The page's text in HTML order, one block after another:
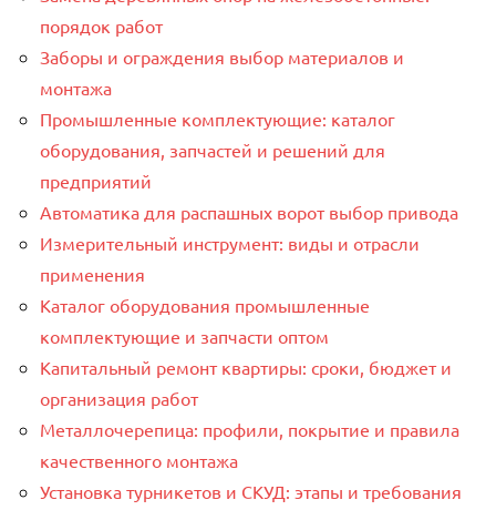
порядок работ
Заборы и ограждения выбор материалов и
монтажа
Промышленные комплектующие: каталог
оборудования, запчастей и решений для
предприятий
Автоматика для распашных ворот выбор привода
Измерительный инструмент: виды и отрасли
применения
Каталог оборудования промышленные
комплектующие и запчасти оптом
Капитальный ремонт квартиры: сроки, бюджет и
организация работ
Металлочерепица: профили, покрытие и правила
качественного монтажа
Установка турникетов и СКУД: этапы и требования